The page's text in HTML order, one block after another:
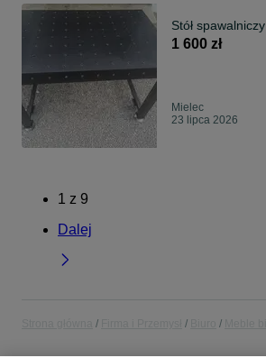
Stół spawalniczy
1 600 zł
Mielec
23 lipca 2026
1 z 9
Dalej